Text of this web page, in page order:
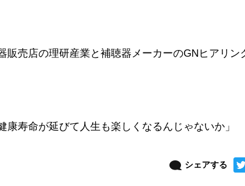
売店の理研産業と補聴器メーカーのGNヒアリン
寿命が延びて人生も楽しくなるんじゃないか」
シェアする